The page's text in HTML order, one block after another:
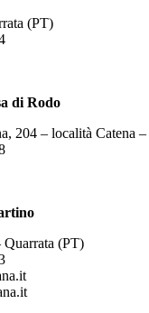
(PT)
di Rodo
204 – località Catena
(PT)